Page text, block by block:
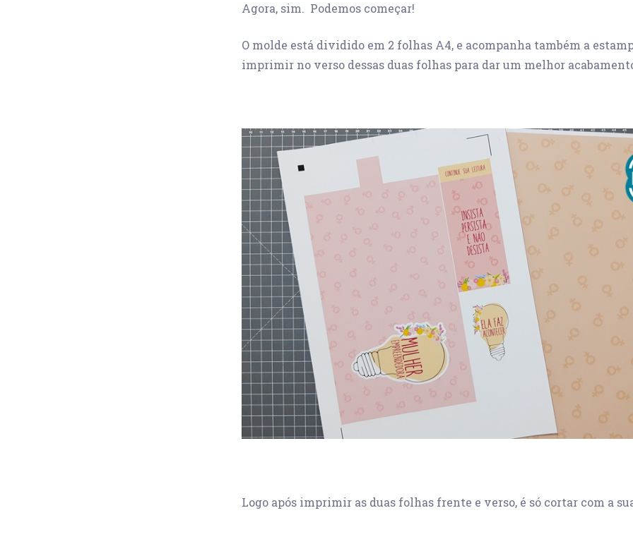
Agora, sim. Podemos começar!
O molde está dividido em 2 folhas A4, e acompanha também a
imprimir no verso dessas duas folhas para dar um melhor
Logo após imprimir as duas folhas frente e verso, é só cortar com a